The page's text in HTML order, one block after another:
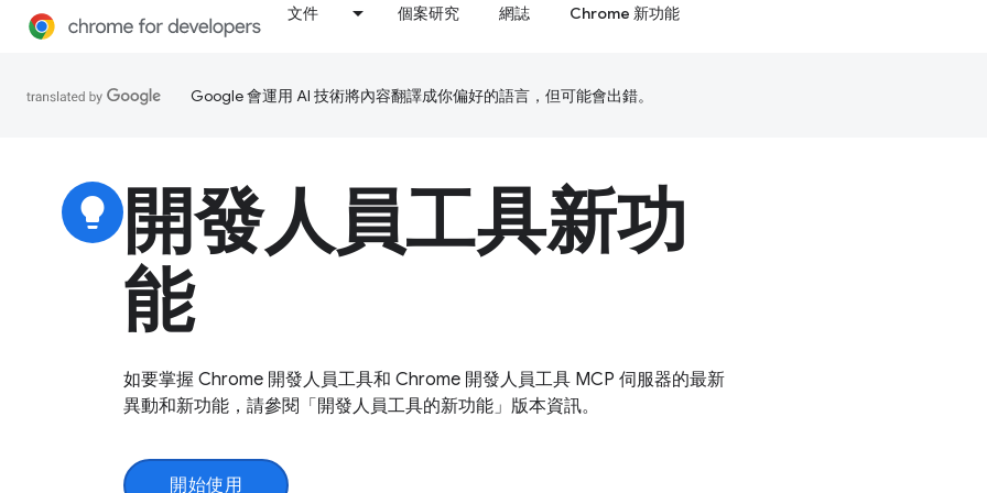
文件 個案研究 網誌 Chrome 新功能
Google 會運用 AI 技術將內容翻譯成你偏好的語言，但可能會出錯。
lightbulb
開發人員工具新功
能
如要掌握 Chrome 開發人員工具和 Chrome 開發人員工具 MCP 伺服器的最新
異動和新功能，請參閱「開發人員工具的新功能」版本資訊。
開始使用